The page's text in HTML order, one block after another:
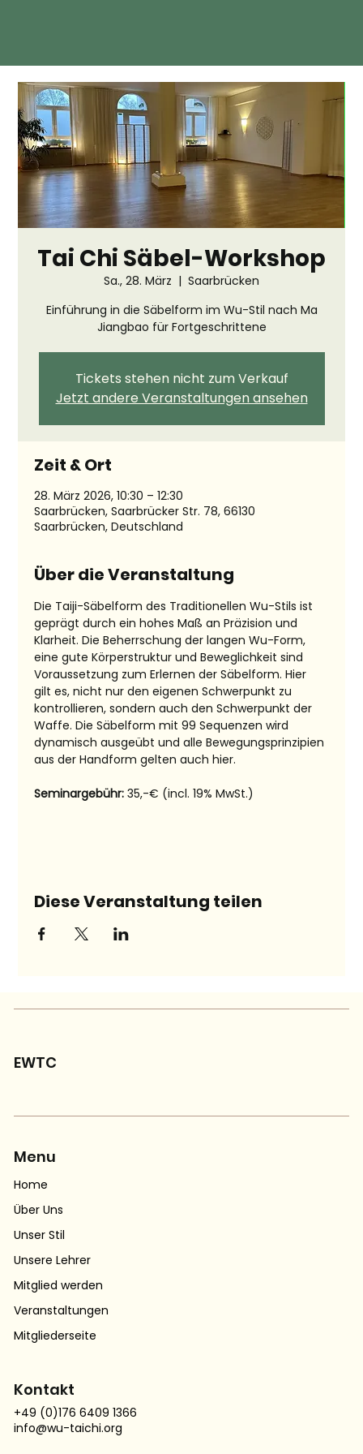
Tai Chi Säbel-Workshop
Sa., 28. März
  |
Saarbrücken
Einführung in die Säbelform im Wu-Stil nach Ma
Jiangbao für Fortgeschrittene
Tickets stehen nicht zum Verkauf
Jetzt andere Veranstaltungen ansehen
Zeit & Ort
28. März 2026, 10:30 – 12:30
Saarbrücken, Saarbrücker Str. 78, 66130
Saarbrücken, Deutschland
Über die Veranstaltung
Die Taiji-Säbelform des Traditionellen Wu-Stils ist
geprägt durch ein hohes Maß an Präzision und
Klarheit. Die Beherrschung der langen Wu-Form,
eine gute Körperstruktur und Beweglichkeit sind
Voraussetzung zum Erlernen der Säbelform. Hier
gilt es, nicht nur den eigenen Schwerpunkt zu
kontrollieren, sondern auch den Schwerpunkt der
Waffe. Die Säbelform mit 99 Sequenzen wird
dynamisch ausgeübt und alle Bewegungsprinzipien
aus der Handform gelten auch hier.
Seminargebühr: 35,-€ (incl. 19% MwSt.)
Diese Veranstaltung teilen
EWTC
Menu
Home
Über Uns
Unser Stil
Unsere Lehrer
Mitglied werden
Veranstaltungen
Mitgliederseite
Kontakt
+49 (0)176 6409 1366
info@wu-taichi.org